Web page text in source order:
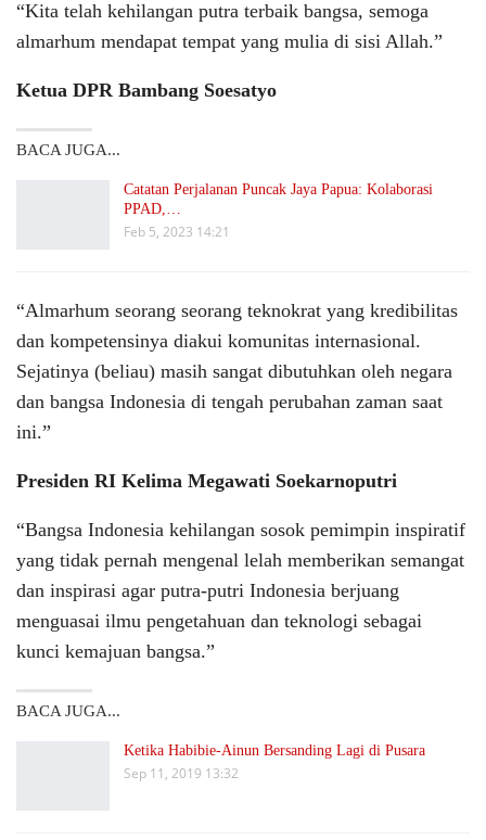
“Kita telah kehilangan putra terbaik bangsa, semoga
almarhum mendapat tempat yang mulia di sisi Allah.”
Ketua DPR Bambang Soesatyo
BACA JUGA...
Catatan Perjalanan Puncak Jaya Papua: Kolaborasi
PPAD,…
Feb 5, 2023 14:21
“Almarhum seorang seorang teknokrat yang kredibilitas
dan kompetensinya diakui komunitas internasional.
Sejatinya (beliau) masih sangat dibutuhkan oleh negara
dan bangsa Indonesia di tengah perubahan zaman saat
ini.”
Presiden RI Kelima Megawati Soekarnoputri
“Bangsa Indonesia kehilangan sosok pemimpin inspiratif
yang tidak pernah mengenal lelah memberikan semangat
dan inspirasi agar putra-putri Indonesia berjuang
menguasai ilmu pengetahuan dan teknologi sebagai
kunci kemajuan bangsa.”
BACA JUGA...
Ketika Habibie-Ainun Bersanding Lagi di Pusara
Sep 11, 2019 13:32